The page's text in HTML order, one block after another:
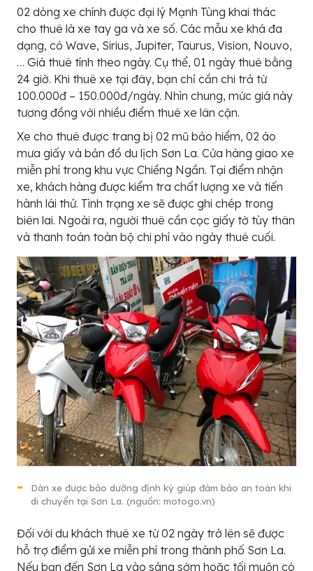
02 dòng xe chính được đại lý Mạnh Tùng khai thác
cho thuê là xe tay ga và xe số. Các mẫu xe khá đa
dạng, có Wave, Sirius, Jupiter, Taurus, Vision, Nouvo,
… Giá thuê tính theo ngày. Cụ thể, 01 ngày thuê bằng
24 giờ. Khi thuê xe tại đây, bạn chỉ cần chi trả từ
100.000đ – 150.000đ/ngày. Nhìn chung, mức giá này
tương đồng với nhiều điểm thuê xe lân cận.
Xe cho thuê được trang bị 02 mũ bảo hiểm, 02 áo
mưa giấy và bản đồ du lịch Sơn La. Cửa hàng giao xe
miễn phí trong khu vực Chiềng Ngần. Tại điểm nhận
xe, khách hàng được kiểm tra chất lượng xe và tiến
hành lái thử. Tình trạng xe sẽ được ghi chép trong
biên lai. Ngoài ra, người thuê cần cọc giấy tờ tùy thân
và thanh toán toàn bộ chi phí vào ngày thuê cuối.
Dàn xe được bảo dưỡng định kỳ giúp đảm bảo an toàn khi
di chuyển tại Sơn La. (nguồn: motogo.vn)
Đối với du khách thuê xe từ 02 ngày trở lên sẽ được
hỗ trợ điểm gửi xe miễn phí trong thành phố Sơn La.
Nếu bạn đến Sơn La vào sáng sớm hoặc tối muộn có